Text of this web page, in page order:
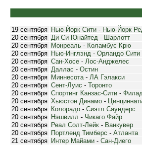
19 сентября Нью-Йорк Сити - Нью-Йорк
20 сентября Ди Си Юнайтед - Шарлотт
20 сентября Монреаль - Коламбус Крю
20 сентября Нью-Инглэнд - Орландо Сити
20 сентября Сан-Хосе - Лос-Анджелес
20 сентября Даллас - Остин
20 сентября Миннесота- ЛА Гэлакси
20 сентября Сент-Луис - Торонто
20 сентября Спортинг Канзас-Сити -
20 сентября Хьюстон Динамо -
20 сентября Колорадо - Сиэтл Саундерс
20 сентября Нэшвилл - Чикаго Файр
20 сентября Реал Солт-Лейк - Ванкувер
20 сентября Портленд Тимберс - Атланта
21 сентября Интер Майами - Сан-Диего